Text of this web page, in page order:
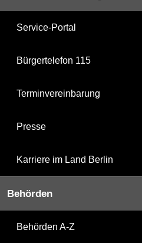
Service-Portal
Bürgertelefon 115
Terminvereinbarung
Presse
Karriere im Land Berlin
Behörden
Behörden A-Z